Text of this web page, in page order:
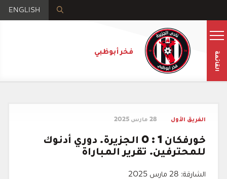
ENGLISH
فخر أبوظبي القائمة
الفريق الأول 28 مارس 2025
خورفكان 1 : 0 الجزيرة. دوري أدنوك
للمحترفين. تقرير المباراة
الشارقة: 28 مارس 2025